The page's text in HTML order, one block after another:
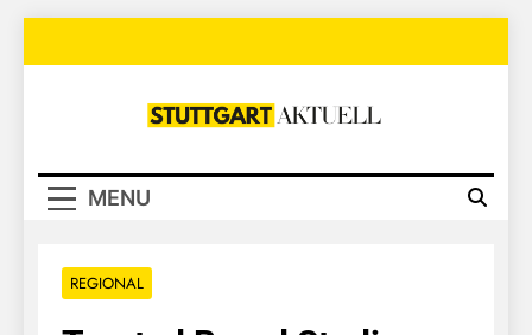
Stuttgart
MENU
REGIONAL